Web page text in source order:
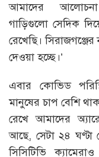
আমাদের আলোচনা
গাড়িগুলো সেদিক
রেখেছি।
দেওয়া হচ্ছে।’
এবার কোভিড
মানুষের চাপ বেশি
রেখে আমাদের
আছে, সেটা ২৪ ঘণ্টা
সিসিটিভি